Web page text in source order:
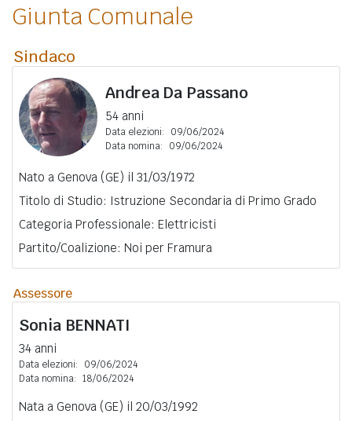
Giunta Comunale
Sindaco
Andrea Da Passano
54 anni
Data elezioni:
09/06/2024
Data nomina:
09/06/2024
Nato a Genova (GE) il 31/03/1972
Titolo di Studio: Istruzione Secondaria di Primo Grado
Categoria Professionale: Elettricisti
Partito/Coalizione: Noi per Framura
Assessore
Sonia BENNATI
34 anni
Data elezioni:
09/06/2024
Data nomina: 18/06/2024
Nata a Genova (GE) il 20/03/1992